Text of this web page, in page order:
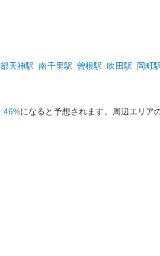
天神駅 南千里駅 曽根駅 吹田駅 岡町
になると予想されます。周辺エリア